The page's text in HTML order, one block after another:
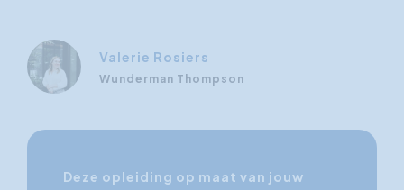
Valerie Rosiers
Wunderman Thompson
Deze opleiding op maat van jouw